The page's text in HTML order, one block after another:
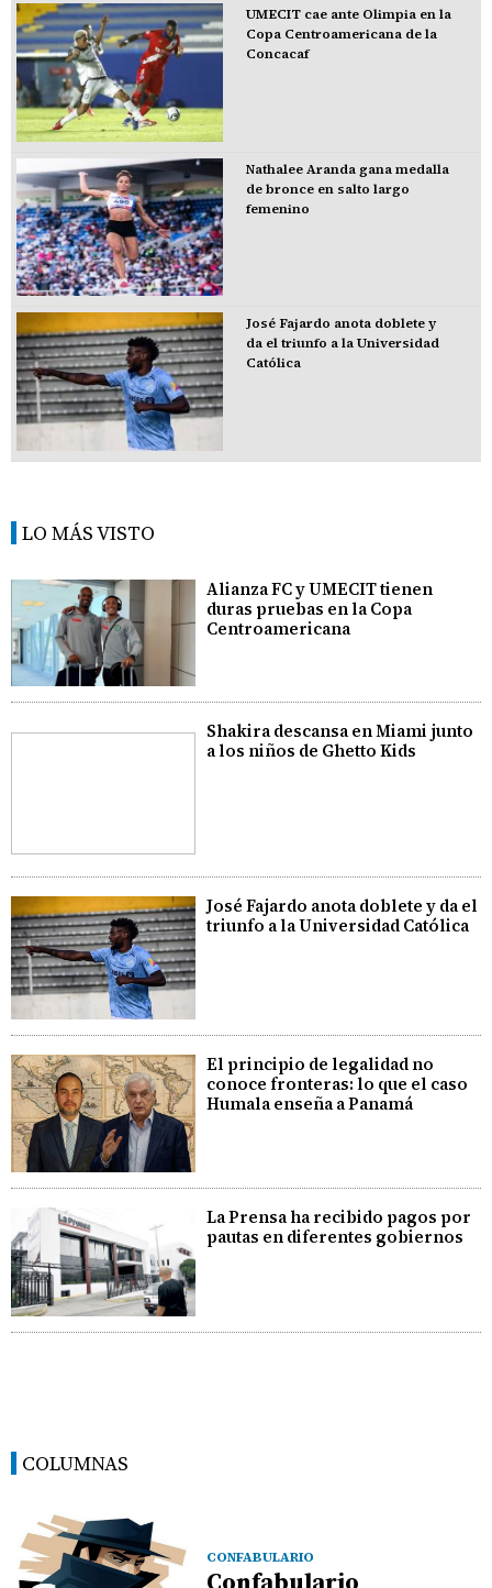
UMECIT cae ante Olimpia en la
Copa Centroamericana de la
Concacaf
Nathalee Aranda gana medalla
de bronce en salto largo
femenino
José Fajardo anota doblete y
da el triunfo a la Universidad
Católica
LO MÁS VISTO
Alianza FC y UMECIT tienen
duras pruebas en la Copa
Centroamericana
Shakira descansa en Miami junto
a los niños de Ghetto Kids
José Fajardo anota doblete y da el
triunfo a la Universidad Católica
El principio de legalidad no
conoce fronteras: lo que el caso
Humala enseña a Panamá
La Prensa ha recibido pagos por
pautas en diferentes gobiernos
COLUMNAS
CONFABULARIO
Confabulario